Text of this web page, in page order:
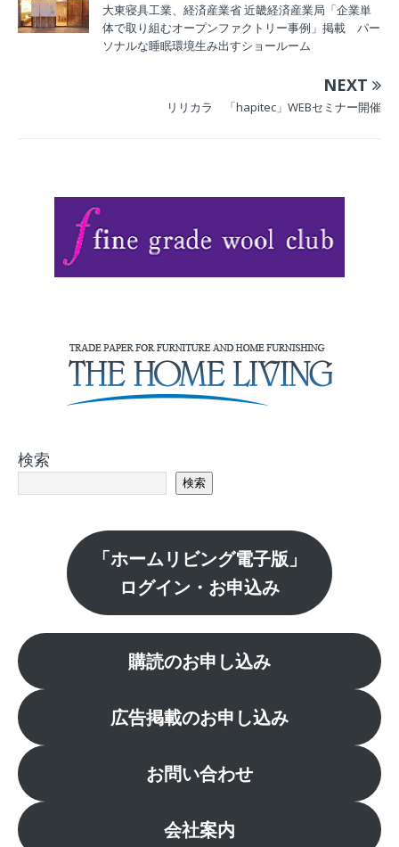
大東寝具工業、経済産業省 近畿経済産業局「企業単
体で取り組むオープンファクトリー事例」掲載 パー
ソナルな睡眠環境生み出すショールーム
NEXT
リリカラ 「hapitec」WEBセミナー開催
検索
検索
「ホームリビング電子版」
ログイン・お申込み
購読のお申し込み
広告掲載のお申し込み
お問い合わせ
会社案内